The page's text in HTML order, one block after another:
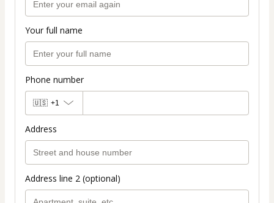
Your full name
Phone number
🇺🇸 +1
Address
Address line 2 (optional)